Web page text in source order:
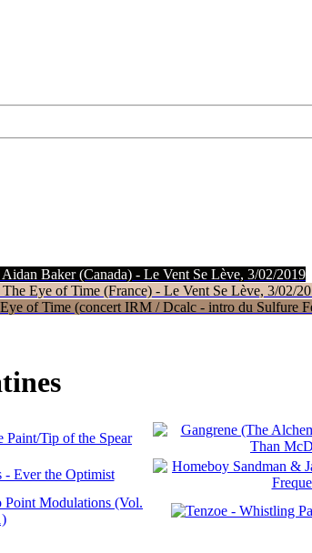
Baker (Canada) - Le Vent Se Lève, 3/02/2019
The Eye of Time (France) - Le Vent Se Lève, 3/02/
of Time (concert IRM / Dcalc - intro du Sulfure